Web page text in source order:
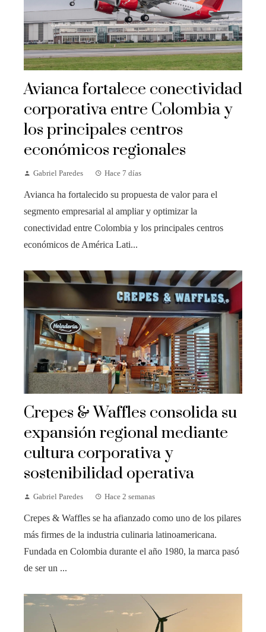
Avianca fortalece conectividad
corporativa entre Colombia y
los principales centros
económicos regionales
Gabriel Paredes Hace 7 días
Avianca ha fortalecido su propuesta de valor para el
segmento empresarial al ampliar y optimizar la
conectividad entre Colombia y los principales centros
económicos de América Lati...
Crepes & Waffles consolida su
expansión regional mediante
cultura corporativa y
sostenibilidad operativa
Gabriel Paredes Hace 2 semanas
Crepes & Waffles se ha afianzado como uno de los pilares
más firmes de la industria culinaria latinoamericana.
Fundada en Colombia durante el año 1980, la marca pasó
de ser un ...